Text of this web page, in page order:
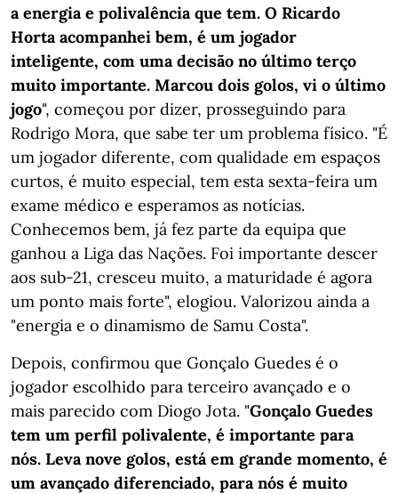
a energia e polivalência que tem. O Ricardo
Horta acompanhei bem, é um jogador
inteligente, com uma decisão no último terço
muito importante. Marcou dois golos, vi o último
jogo", começou por dizer, prosseguindo para
Rodrigo Mora, que sabe ter um problema físico. "É
um jogador diferente, com qualidade em espaços
curtos, é muito especial, tem esta sexta-feira um
exame médico e esperamos as notícias.
Conhecemos bem, já fez parte da equipa que
ganhou a Liga das Nações. Foi importante descer
aos sub-21, cresceu muito, a maturidade é agora
um ponto mais forte", elogiou. Valorizou ainda a
"energia e o dinamismo de Samu Costa".
Depois, confirmou que Gonçalo Guedes é o
jogador escolhido para terceiro avançado e o
mais parecido com Diogo Jota. "Gonçalo Guedes
tem um perfil polivalente, é importante para
nós. Leva nove golos, está em grande momento, é
um avançado diferenciado, para nós é muito